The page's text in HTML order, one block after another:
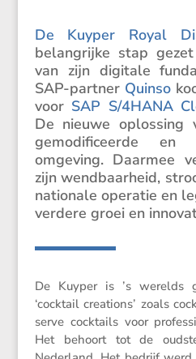
De Kuyper Royal
belang­rijke stap
van zijn digitale
SAP-partner Quinso
voor SAP S/​4HANA
De nieuwe oplos­sing
gemodi­fi­ceerde en
omgeving. Daarmee
zijn wendbaar­heid,
na­ti­o­nale operatie en
verdere groei en
De Kuyper is ’s werelds
‘cocktail creations’ zoals
serve cocktails voor
Het behoort tot de